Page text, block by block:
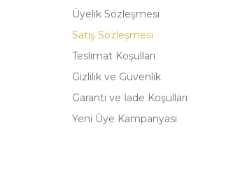
Üyelik Sözleşmesi
Satış Sözleşmesi
Teslimat Koşulları
Gizlilik ve Güvenlik
Garanti ve İade Koşulları
Yeni Üye Kampanyası